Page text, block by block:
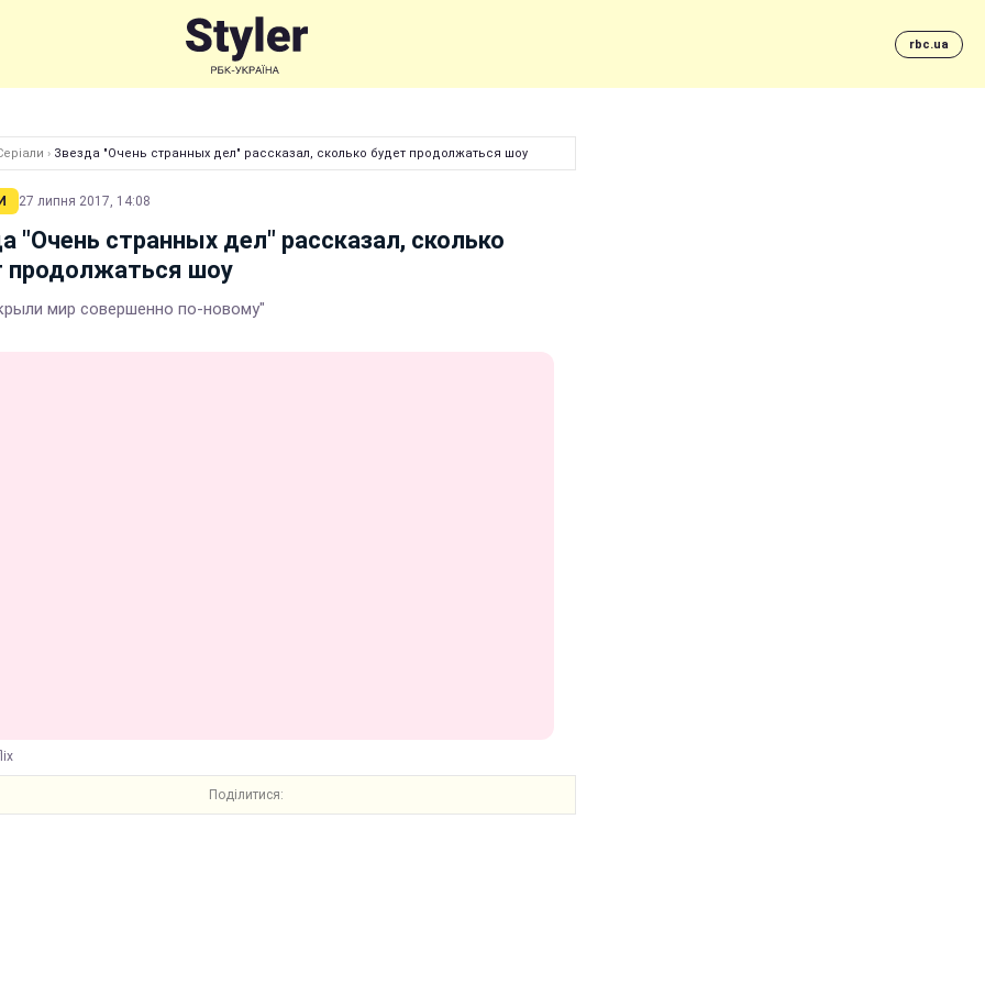
rbc.ua
› Звезда "Очень странных дел" рассказал, сколько будет продолжаться шоу
27 липня 2017, 14:08
"Очень странных дел" рассказал, сколько
продолжаться шоу
мир совершенно по-новому"
Поділитися: